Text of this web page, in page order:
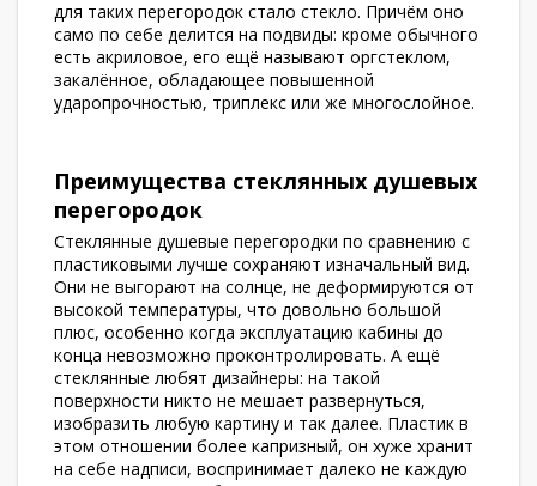
для таких перегородок стало стекло. Причём оно
само по себе делится на подвиды: кроме обычного
есть акриловое, его ещё называют оргстеклом,
закалённое, обладающее повышенной
ударопрочностью, триплекс или же многослойное.
Преимущества стеклянных душевых
перегородок
Стеклянные душевые перегородки по сравнению с
пластиковыми лучше сохраняют изначальный вид.
Они не выгорают на солнце, не деформируются от
высокой температуры, что довольно большой
плюс, особенно когда эксплуатацию кабины до
конца невозможно проконтролировать. А ещё
стеклянные любят дизайнеры: на такой
поверхности никто не мешает развернуться,
изобразить любую картину и так далее. Пластик в
этом отношении более капризный, он хуже хранит
на себе надписи, воспринимает далеко не каждую